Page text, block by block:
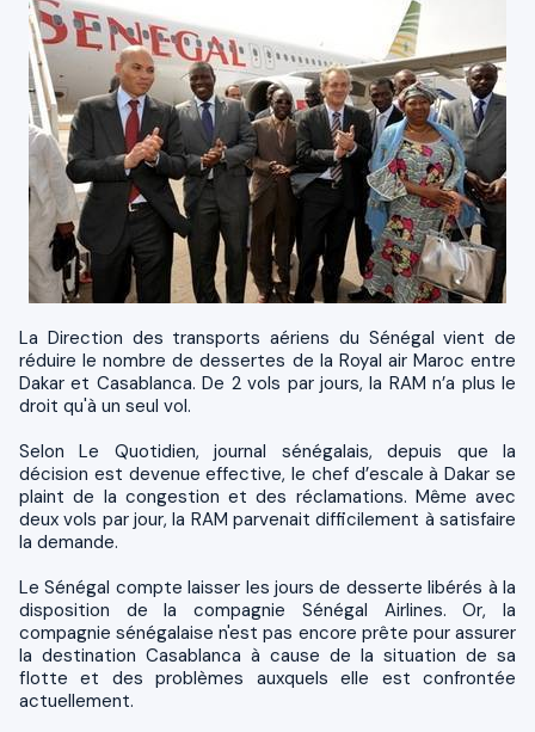
La Direction des transports aériens du Sénégal vient de
réduire le nombre de dessertes de la Royal air Maroc entre
Dakar et Casablanca. De 2 vols par jours, la RAM n’a plus le
droit qu'à un seul vol.
Selon Le Quotidien, journal sénégalais, depuis que la
décision est devenue effective, le chef d’escale à Dakar se
plaint de la congestion et des réclamations. Même avec
deux vols par jour, la RAM parvenait difficilement à satisfaire
la demande.
Le Sénégal compte laisser les jours de desserte libérés à la
disposition de la compagnie Sénégal Airli­nes. Or, la
compagnie sénégalaise n'est pas encore prête pour assurer
la destination Casablanca à cause de la situation de sa
flotte et des problèmes auxquels elle est confrontée
actuellement.